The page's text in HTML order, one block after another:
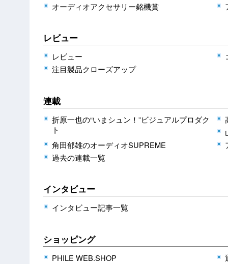
オーディオアクセサリー銘機賞
レビュー
レビュー
注目製品クローズアップ
連載
折原一也の“いまシュン！”ビジュアルプロダク
ト
角田郁雄のオーディオSUPREME
過去の連載一覧
インタビュー
インタビュー記事一覧
ショッピング
PHILE WEB.SHOP